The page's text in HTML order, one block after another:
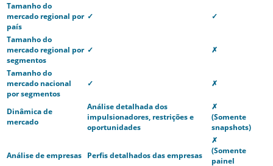
Tamanho do
mercado regional por
país
✓ ✓
Tamanho do
mercado regional por
segmentos
✓ ✗
Tamanho do
mercado nacional
por segmentos
✓ ✗
Dinâmica de
mercado
Análise detalhada dos
impulsionadores, restrições e
oportunidades
✗
(Somente
snapshots)
Análise de empresas Perfis detalhados das empresas
✗
(Somente
painel